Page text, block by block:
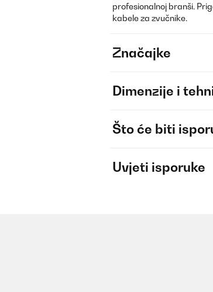
profesionalnoj branši.
kabele za zvučnike.
Značajke
Dimenzije i
Što će biti
Uvjeti isporuke